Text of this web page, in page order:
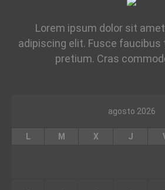
Lorem ipsum dolor sit
adipiscing elit. Fusce
pretium. Cras
agosto 2026
L M X J